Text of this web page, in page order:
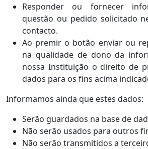
Responder ou fornecer
questão ou pedido solicitado
contacto.
Ao premir o botão enviar ou
na qualidade de dono da
nossa Instituição o direito de
dados para os fins acima
Informamos ainda que estes dados:
Serão guardados na base de
Não serão usados para outros
Não serão transmitidos a